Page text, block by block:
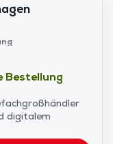
Bestellung
digitalem